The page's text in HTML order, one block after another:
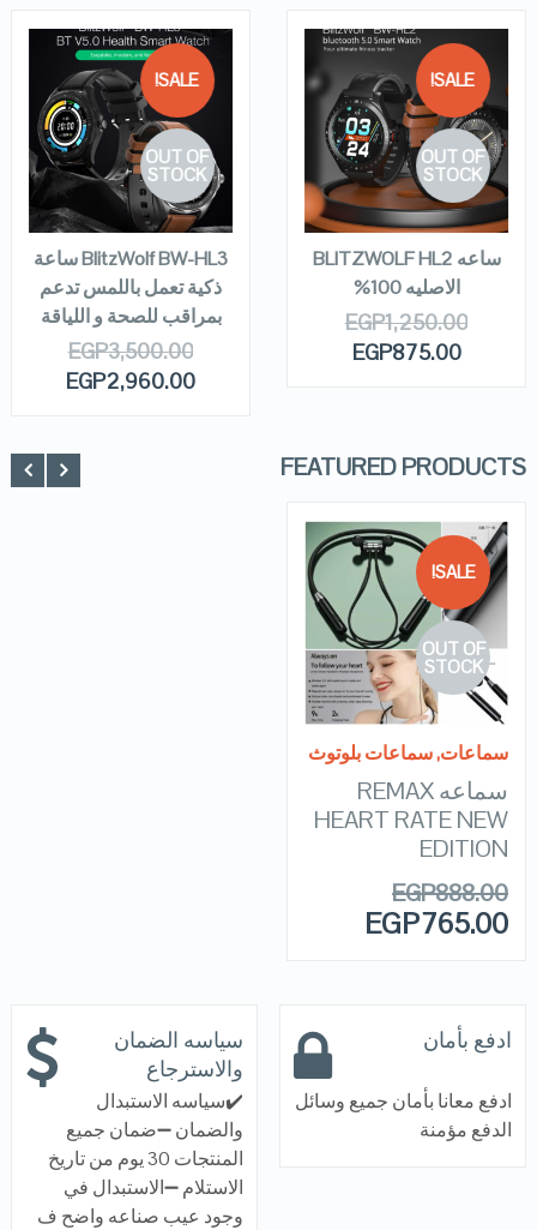
SALE!
OUT OF
STOCK
QUICK LOOK
VIEW DETAILS
READ MORE
ساعه BLITZWOLF HL2
الاصليه 100%
EGP1,250.00
EGP875.00
SALE!
OUT OF
STOCK
QUICK LOOK
VIEW DETAILS
READ MORE
‏BlitzWolf BW-HL3 ساعة
ذكية تعمل باللمس تدعم
بمراقب للصحة و اللياقة
EGP3,500.00
EGP2,960.00
FEATURED PRODUCTS
SALE!
OUT OF
STOCK
QUICK LOOK
VIEW DETAILS
READ MORE
سماعات,سماعات بلوتوث
سماعه REMAX
HEART RATE NEW
EDITION
EGP888.00
EGP765.00
ادفع بأمان
ادفع معانا بأمان جميع وسائل
الدفع مؤمنة
سياسه الضمان
والاسترجاع
✔️سياسه الاستبدال
والضمان ➖ضمان جميع
المنتجات 30 يوم من تاريخ
الاستلام ➖الاستبدال في
وجود عيب صناعه واضح ف